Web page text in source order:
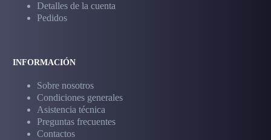
Detalles de la cuenta
Pedidos
INFORMACIÓN
Sobre nosotros
Condiciones generales
Asistencia técnica
Preguntas frecuentes
Contactos